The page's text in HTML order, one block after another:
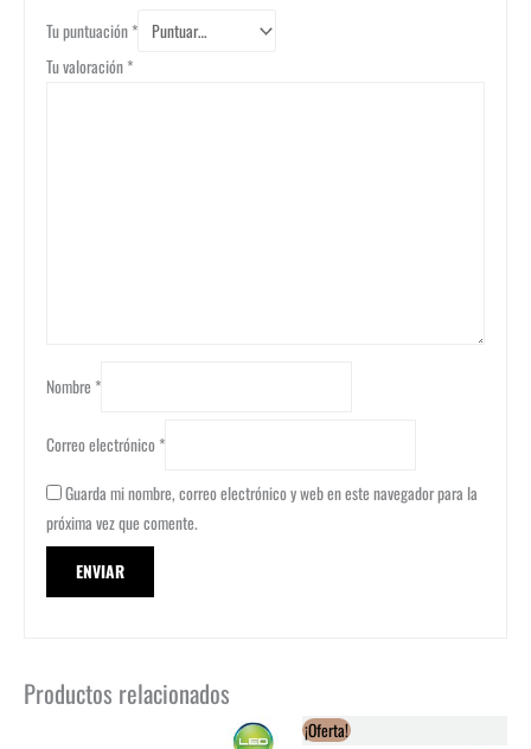
Tu puntuación*
Tu valoración*
Nombre *
Correo electrónico*
Guarda mi nombre, correo electrónico y web en este navegador para la
próxima vez que comente.
Productos relacionados
¡Oferta!